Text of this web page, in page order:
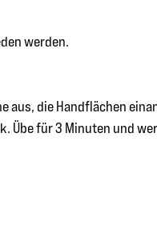
werden.
die Handflächen
für 3 Minuten und